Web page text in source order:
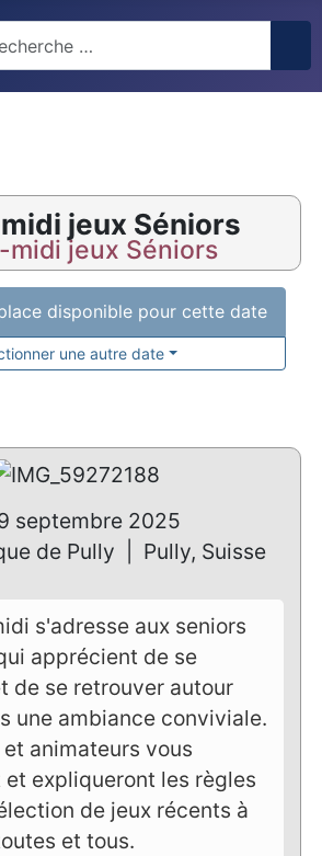
jeux Séniors
midi jeux Séniors
disponible pour cette date
une autre date
septembre 2025
de Pully
Pully, Suisse
s'adresse aux seniors
apprécient de se
de se retrouver autour
une ambiance conviviale.
animateurs vous
expliqueront les règles
de jeux récents à
et tous.